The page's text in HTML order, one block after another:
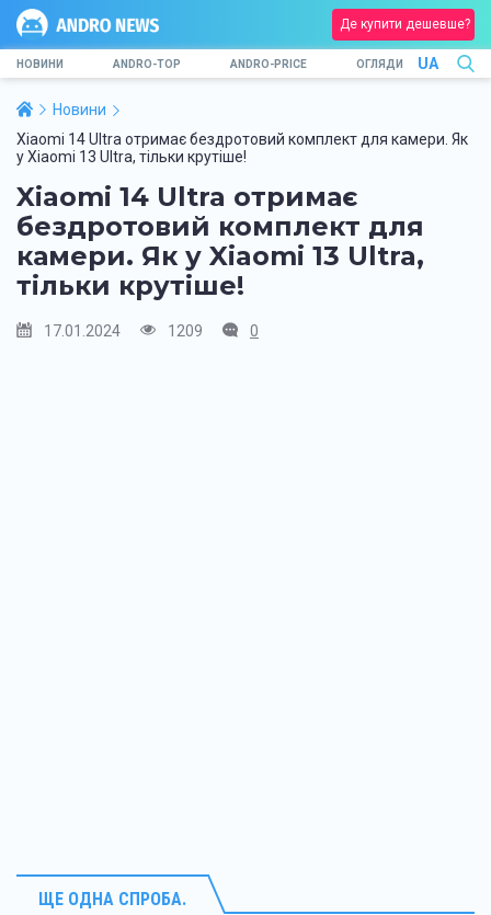
Де купити дешевше?
НОВИНИ ANDRO-TOP ANDRO-PRICE ОГЛЯДИ UA
Новини
Xiaomi 14 Ultra отримає бездротовий комплект для камери. Як
у Xiaomi 13 Ultra, тільки крутіше!
Xiaomi 14 Ultra отримає
бездротовий комплект для
камери. Як у Xiaomi 13 Ultra,
тільки крутіше!
17.01.2024 1209 0
ЩЕ ОДНА СПРОБА.